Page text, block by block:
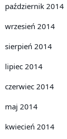
październik 2014
wrzesień 2014
sierpień 2014
lipiec 2014
czerwiec 2014
maj 2014
kwiecień 2014